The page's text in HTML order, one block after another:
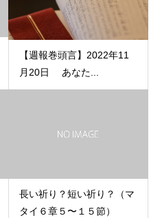
【週報巻頭言】2022年11
月20日 あなた...
長い祈り？短い祈り？（マ
タイ６章５〜１５節）